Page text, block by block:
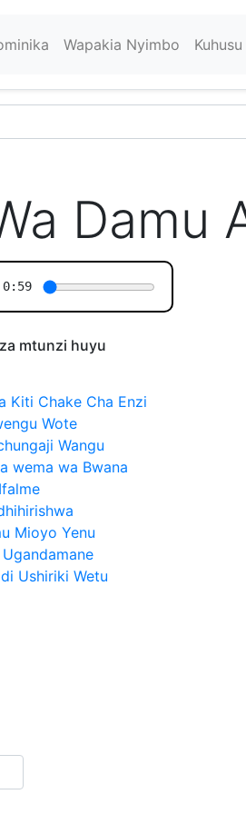
Wapakia Nyimbo
Damu
mtunzi huyu
Kiti Chake Cha Enzi
Wote
Wangu
wema wa Bwana
Mioyo Yenu
Ushiriki Wetu